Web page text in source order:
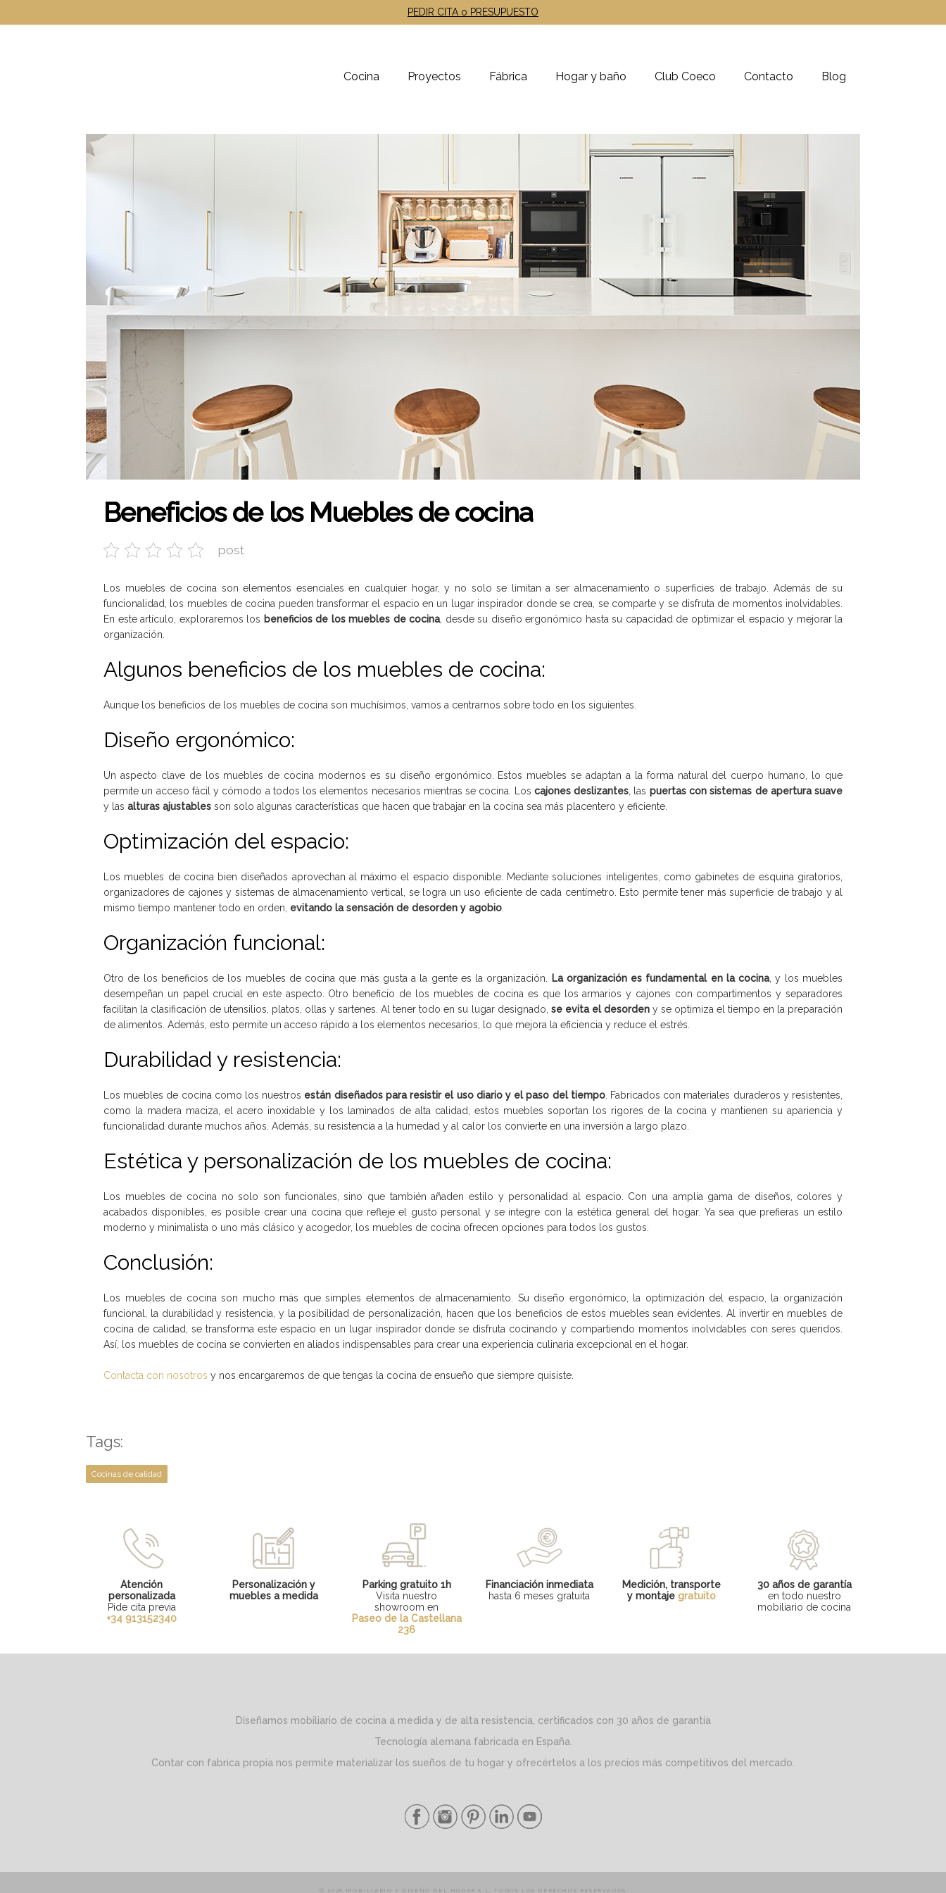
PEDIR CITA o PRESUPUESTO
Cocina Proyectos Fábrica Hogar y baño Club Coeco Contacto Blog
Beneficios de los Muebles de cocina
post
Los muebles de cocina son elementos esenciales en cualquier hogar, y no solo se limitan a ser almacenamiento o superficies de trabajo. Además de su
funcionalidad, los muebles de cocina pueden transformar el espacio en un lugar inspirador donde se crea, se comparte y se disfruta de momentos inolvidables.
En este artículo, exploraremos los beneficios de los muebles de cocina, desde su diseño ergonómico hasta su capacidad de optimizar el espacio y mejorar la
organización.
Algunos beneficios de los muebles de cocina:
Aunque los beneficios de los muebles de cocina son muchísimos, vamos a centrarnos sobre todo en los siguientes.
Diseño ergonómico:
Un aspecto clave de los muebles de cocina modernos es su diseño ergonómico. Estos muebles se adaptan a la forma natural del cuerpo humano, lo que
permite un acceso fácil y cómodo a todos los elementos necesarios mientras se cocina. Los cajones deslizantes, las puertas con sistemas de apertura suave
y las alturas ajustables son solo algunas características que hacen que trabajar en la cocina sea más placentero y eficiente.
Optimización del espacio:
Los muebles de cocina bien diseñados aprovechan al máximo el espacio disponible. Mediante soluciones inteligentes, como gabinetes de esquina giratorios,
organizadores de cajones y sistemas de almacenamiento vertical, se logra un uso eficiente de cada centímetro. Esto permite tener más superficie de trabajo y al
mismo tiempo mantener todo en orden, evitando la sensación de desorden y agobio.
Organización funcional:
Otro de los beneficios de los muebles de cocina que más gusta a la gente es la organización. La organización es fundamental en la cocina, y los muebles
desempeñan un papel crucial en este aspecto. Otro beneficio de los muebles de cocina es que los armarios y cajones con compartimentos y separadores
facilitan la clasificación de utensilios, platos, ollas y sartenes. Al tener todo en su lugar designado, se evita el desordeny se optimiza el tiempo en la preparación
de alimentos. Además, esto permite un acceso rápido a los elementos necesarios, lo que mejora la eficiencia y reduce el estrés.
Durabilidad y resistencia:
Los muebles de cocina como los nuestros están diseñados para resistir el uso diario y el paso del tiempo. Fabricados con materiales duraderos y resistentes,
como la madera maciza, el acero inoxidable y los laminados de alta calidad, estos muebles soportan los rigores de la cocina y mantienen su apariencia y
funcionalidad durante muchos años. Además, su resistencia a la humedad y al calor los convierte en una inversión a largo plazo.
Estética y personalización de los muebles de cocina:
Los muebles de cocina no solo son funcionales, sino que también añaden estilo y personalidad al espacio. Con una amplia gama de diseños, colores y
acabados disponibles, es posible crear una cocina que refleje el gusto personal y se integre con la estética general del hogar. Ya sea que prefieras un estilo
moderno y minimalista o uno más clásico y acogedor, los muebles de cocina ofrecen opciones para todos los gustos.
Conclusión:
Los muebles de cocina son mucho más que simples elementos de almacenamiento. Su diseño ergonómico, la optimización del espacio, la organización
funcional, la durabilidad y resistencia, y la posibilidad de personalización, hacen que los beneficios de estos muebles sean evidentes. Al invertir en muebles de
cocina de calidad, se transforma este espacio en un lugar inspirador donde se disfruta cocinando y compartiendo momentos inolvidables con seres queridos.
Así, los muebles de cocina se convierten en aliados indispensables para crear una experiencia culinaria excepcional en el hogar.
Contacta con nosotros y nos encargaremos de que tengas la cocina de ensueño que siempre quisiste.
Tags:
Cocinas de calidad
Atención
personalizada
Pide cita previa
+34 913152340
Personalización y
muebles a medida
Parking gratuito 1h
Visita nuestro
showroom en
Paseo de la Castellana
236
Financiación inmediata
hasta 6 meses gratuita
Medición, transporte
y montajegratuito
30 años de garantía
en todo nuestro
mobiliario de cocina
Diseñamos mobiliario de cocina a medida y de alta resistencia, certificados con 30 años de garantía
Tecnología alemana fabricada en España.
Contar con fabrica propia nos permite materializar los sueños de tu hogar y ofrecértelos a los precios más competitivos del mercado.
© 2026 MOBILIARIO Y DISEÑO DEL HOGAR S.L. TODOS LOS DERECHOS RESERVADOS